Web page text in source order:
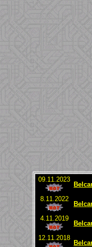
09.11.2023
8.11.2022
4.11.2019
12.11.2018